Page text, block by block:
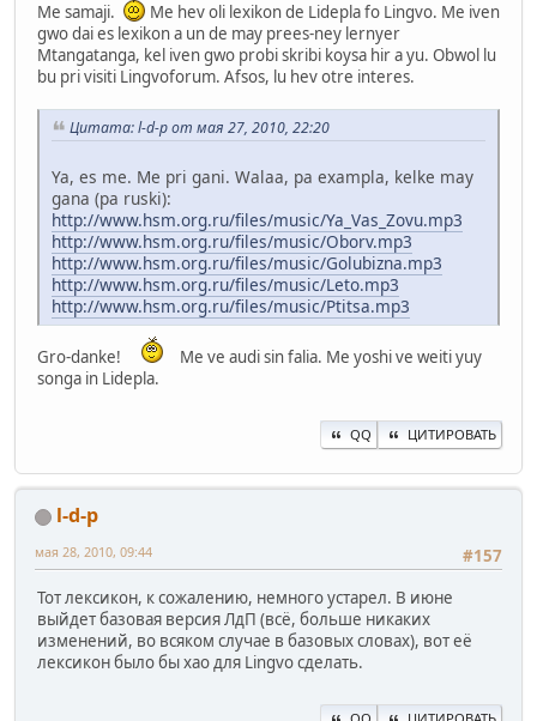
Me samaji.
Me hev oli lexikon de Lidepla fo Lingvo. Me iven
gwo dai es lexikon a un de may prees-ney lernyer
Mtangatanga, kel iven gwo probi skribi koysa hir a yu. Obwol lu
bu pri visiti Lingvoforum. Afsos, lu hev otre interes.
Цитата: l-d-p от мая 27, 2010, 22:20
Ya, es me. Me pri gani. Walaa, pa exampla, kelke may
gana (pa ruski):
http://www.hsm.org.ru/files/music/Ya_Vas_Zovu.mp3
http://www.hsm.org.ru/files/music/Oborv.mp3
http://www.hsm.org.ru/files/music/Golubizna.mp3
http://www.hsm.org.ru/files/music/Leto.mp3
http://www.hsm.org.ru/files/music/Ptitsa.mp3
Gro-danke!
Me ve audi sin falia. Me yoshi ve weiti yuy
songa in Lidepla.
QQ ЦИТИРОВАТЬ
l-d-p
#157
мая 28, 2010, 09:44
Тот лексикон, к сожалению, немного устарел. В июне
выйдет базовая версия ЛдП (всё, больше никаких
изменений, во всяком случае в базовых словах), вот её
лексикон было бы хао для Lingvo сделать.